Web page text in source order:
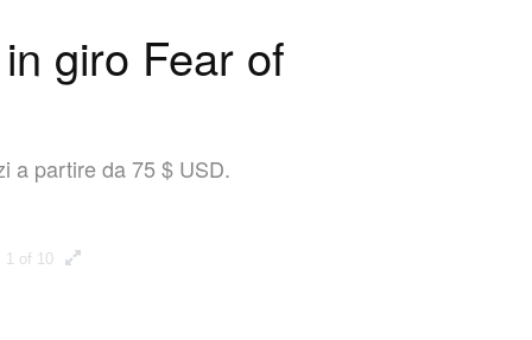
giro Fear of
a partire da 75 $ USD.
1 of 10